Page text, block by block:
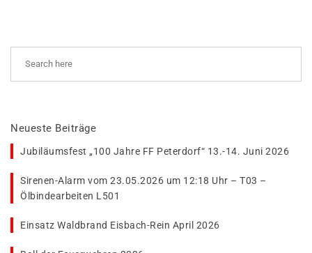
Neueste Beiträge
Jubiläumsfest „100 Jahre FF Peterdorf“ 13.-14. Juni 2026
Sirenen-Alarm vom 23.05.2026 um 12:18 Uhr – T03 –
Ölbindearbeiten L501
Einsatz Waldbrand Eisbach-Rein April 2026